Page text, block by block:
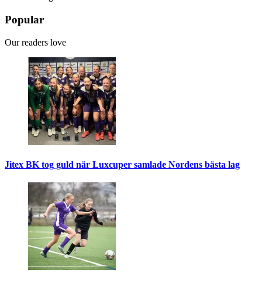
Popular
Our readers love
Jitex BK tog guld när Luxcuper samlade Nordens bästa lag